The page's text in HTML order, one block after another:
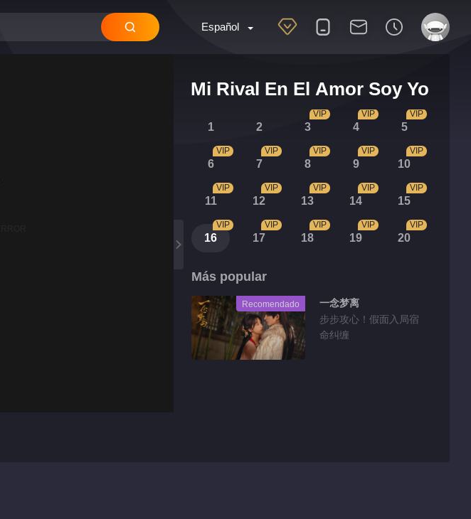
Español
Mi Rival En El Amor Soy Yo
1 2 3
VIP
4
VIP
5
VIP
6
VIP
7
VIP
8
VIP
9
VIP
10
VIP
11
VIP
12
VIP
13
VIP
14
VIP
15
VIP
16
VIP
17
VIP
18
VIP
19
VIP
20
VIP
Más popular
Recomendado
一念梦离
步步攻心！假面入局宿
命纠缠